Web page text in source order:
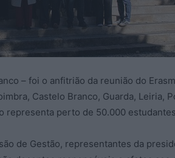
– foi o anfitrião da reunião do
Castelo Branco, Guarda, Leiria,
representa perto de 50.000
de Gestão, representantes da